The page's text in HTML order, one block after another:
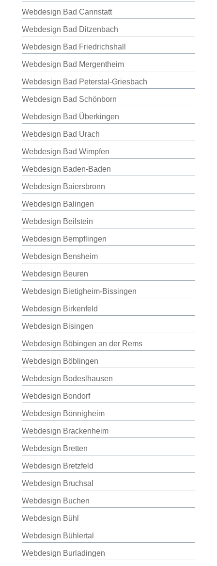
Webdesign Bad Cannstatt
Webdesign Bad Ditzenbach
Webdesign Bad Friedrichshall
Webdesign Bad Mergentheim
Webdesign Bad Peterstal-Griesbach
Webdesign Bad Schönborn
Webdesign Bad Überkingen
Webdesign Bad Urach
Webdesign Bad Wimpfen
Webdesign Baden-Baden
Webdesign Baiersbronn
Webdesign Balingen
Webdesign Beilstein
Webdesign Bempflingen
Webdesign Bensheim
Webdesign Beuren
Webdesign Bietigheim-Bissingen
Webdesign Birkenfeld
Webdesign Bisingen
Webdesign Böbingen an der Rems
Webdesign Böblingen
Webdesign Bodeslhausen
Webdesign Bondorf
Webdesign Bönnigheim
Webdesign Brackenheim
Webdesign Bretten
Webdesign Bretzfeld
Webdesign Bruchsal
Webdesign Buchen
Webdesign Bühl
Webdesign Bühlertal
Webdesign Burladingen